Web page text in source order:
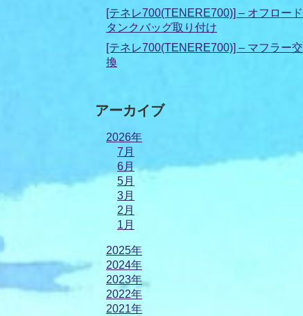
[テネレ700(TENERE700)] – オフロード
タンクバッグ取り付け
[テネレ700(TENERE700)] – マフラー交
換
アーカイブ
2026年
7月
6月
5月
3月
2月
1月
2025年
2024年
2023年
2022年
2021年